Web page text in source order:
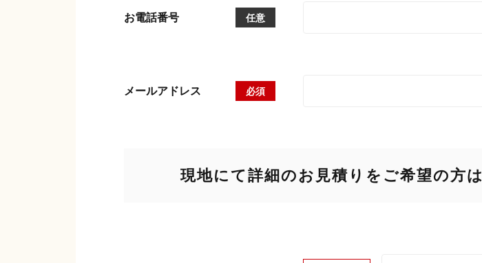
任意
お電話番号
必須
メールアドレス
現地にて詳細のお見積りをご希望の方は